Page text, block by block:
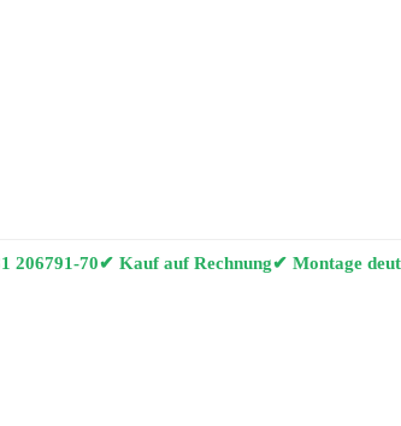
206791-70✔ Kauf auf Rechnung✔ Montage